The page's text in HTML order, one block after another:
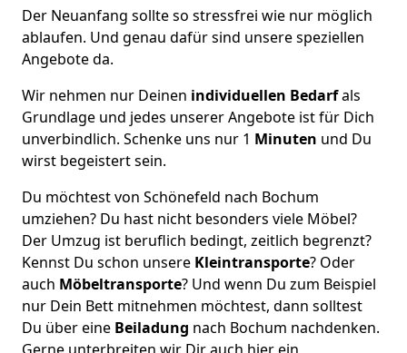
Der Neuanfang sollte so stressfrei wie nur möglich
ablaufen. Und genau dafür sind unsere speziellen
Angebote da.
Wir nehmen nur Deinen individuellen Bedarfals
Grundlage und jedes unserer Angebote ist für Dich
unverbindlich. Schenke uns nur 1 Minuten und Du
wirst begeistert sein.
Du möchtest von Schönefeld nach Bochum
umziehen? Du hast nicht besonders viele Möbel?
Der Umzug ist beruflich bedingt, zeitlich begrenzt?
Kennst Du schon unsere Kleintransporte? Oder
auch Möbeltransporte? Und wenn Du zum Beispiel
nur Dein Bett mitnehmen möchtest, dann solltest
Du über eine Beiladung nach Bochum nachdenken.